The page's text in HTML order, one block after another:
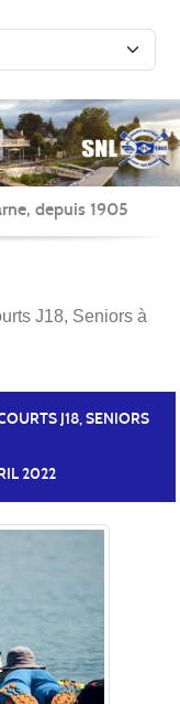
depuis 1905
J18, Seniors à
J18, SENIORS
2022